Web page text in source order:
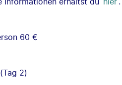
60 €
2)